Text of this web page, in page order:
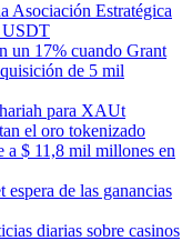
Asociación Estratégica
USDT
un 17% cuando Grant
de 5 mil
para XAUt
el oro tokenizado
$ 11,8 mil millones en
de las ganancias
diarias sobre casinos